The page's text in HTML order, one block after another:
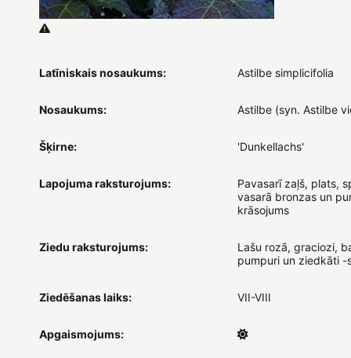
Latīniskais nosaukums: Astilbe simplicifolia
Nosaukums: Astilbe (syn. Astilbe
Šķirne: 'Dunkellachs'
Lapojuma raksturojums:
Pavasarī zaļš, plats,
vasarā bronzas un
krāsojums
Ziedu raksturojums:
Lašu rozā, graciozi,
pumpuri un ziedkāti -
Ziedēšanas laiks: VII-VIII
Apgaismojums: